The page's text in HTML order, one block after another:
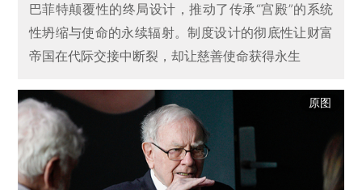
巴菲特颠覆性的终局设计，推动了传承“宫殿”的系统
性坍缩与使命的永续辐射。制度设计的彻底性让财富
帝国在代际交接中断裂，却让慈善使命获得永生
原图